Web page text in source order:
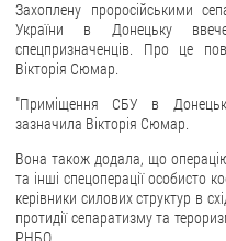
ПРЕСЦЕНТР
Drone Deals
Фотогалерея
Відеогалерея
ЗВЕРНЕННЯ ГРОМАДЯН
Захоплену проросійськими
України в Донецьку
спецпризначенців. Про це
Вікторія Сюмар.
"Приміщення СБУ в
зазначила Вікторія Сюмар.
Вона також додала, що
та інші спецоперації особисто
керівники силових структур в
протидії сепаратизму та